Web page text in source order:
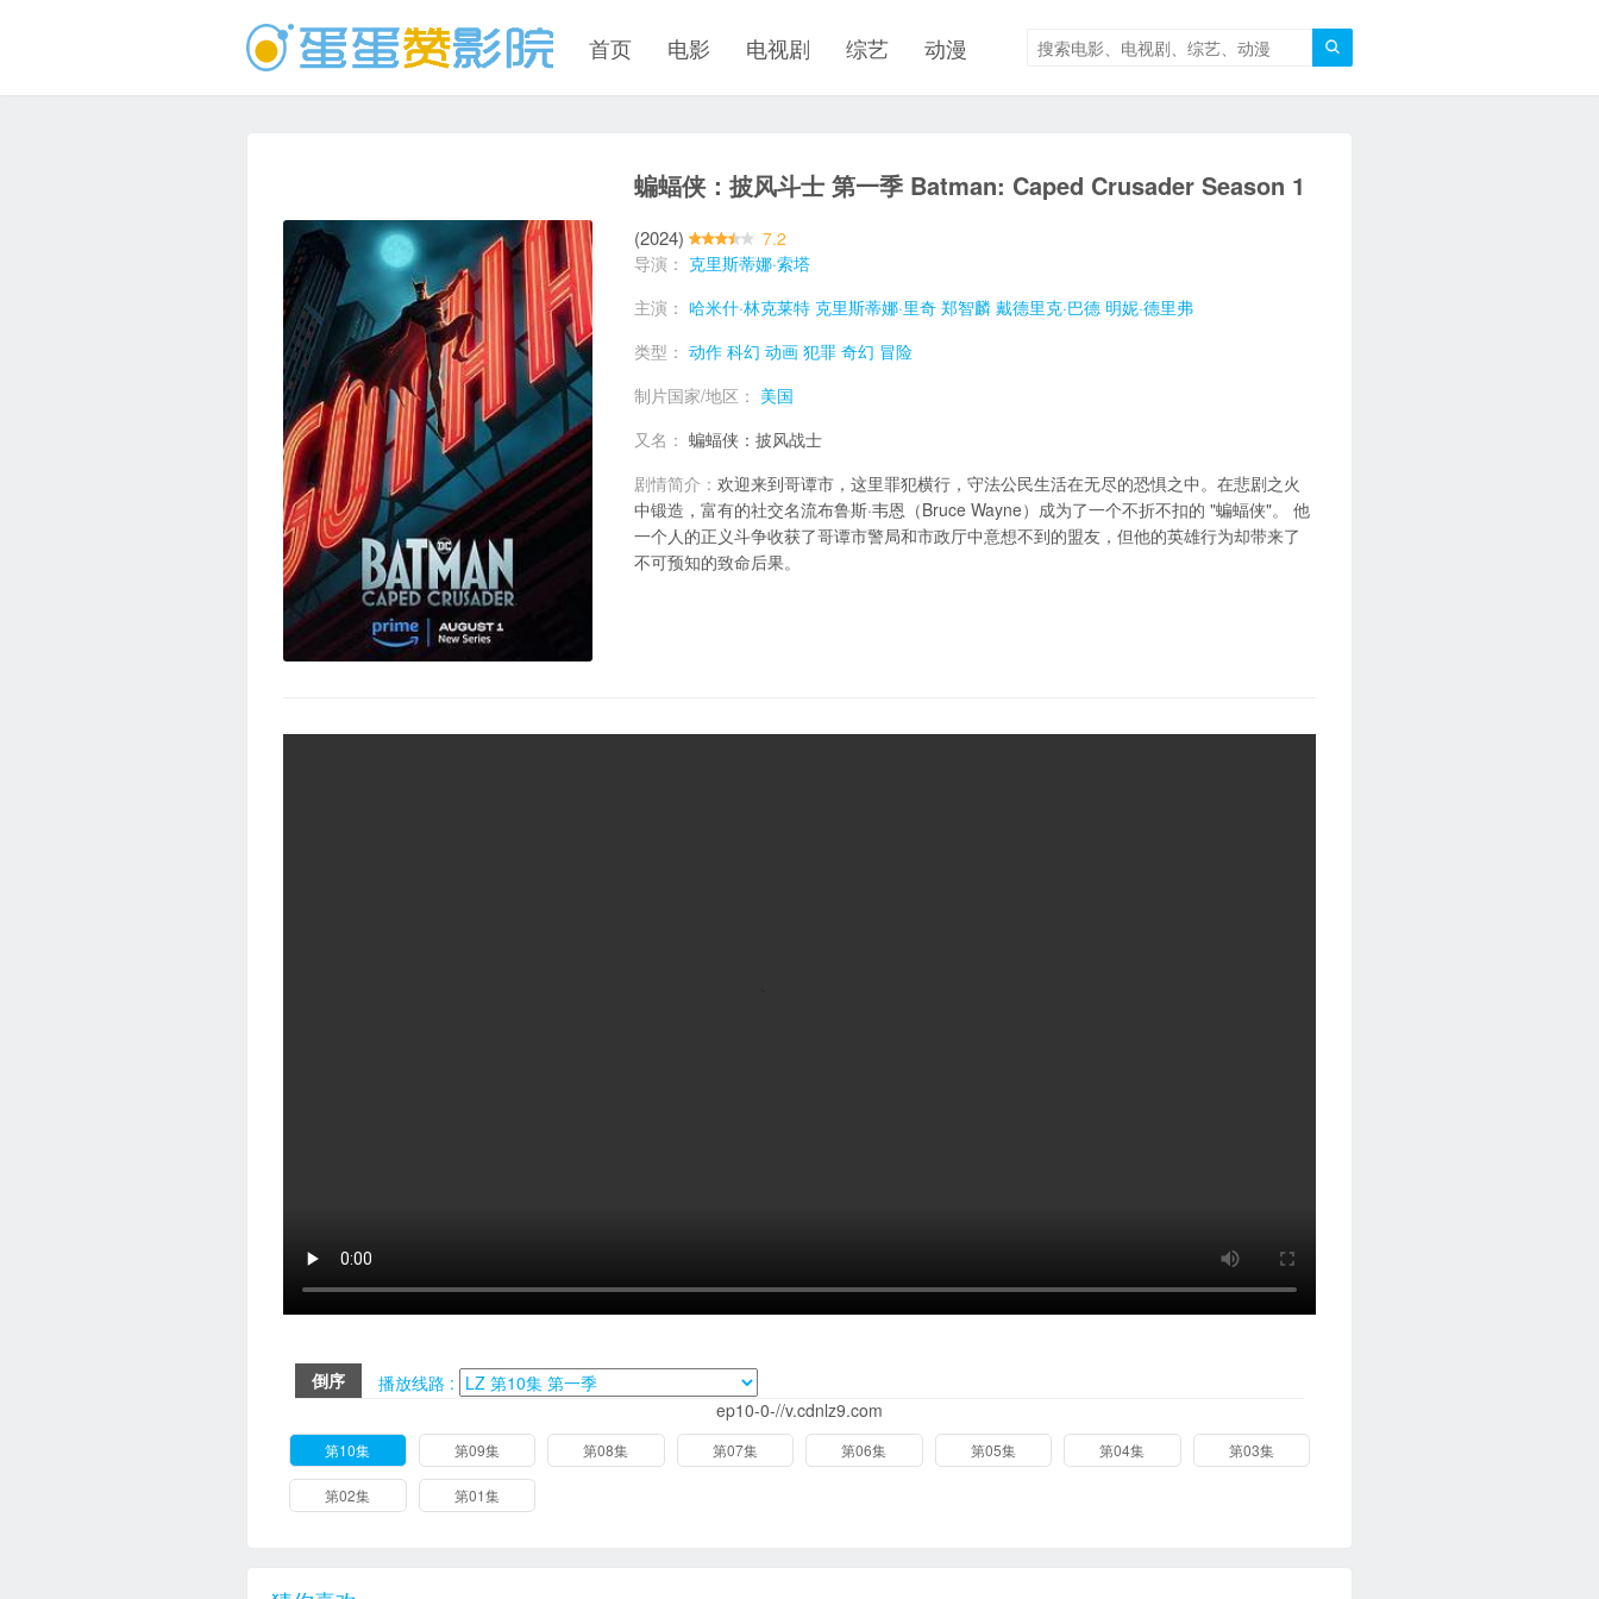

首页 电影 电视剧 综艺 动漫
蝙蝠侠：披风斗士 第一季 Batman: Caped Crusader Season 1
(2024)
7.2
导演： 克里斯蒂娜·索塔
主演： 哈米什·林克莱特 克里斯蒂娜·里奇 郑智麟 戴德里克·巴德 明妮·德里弗
类型： 动作 科幻 动画 犯罪 奇幻 冒险
制片国家/地区： 美国
又名： 蝙蝠侠：披风战士
剧情简介： 欢迎来到哥谭市，这里罪犯横行，守法公民生活在无尽的恐惧之中。在悲剧之火
中锻造，富有的社交名流布鲁斯·韦恩（Bruce Wayne）成为了一个不折不扣的 "蝙蝠侠"。 他
一个人的正义斗争收获了哥谭市警局和市政厅中意想不到的盟友，但他的英雄行为却带来了
不可预知的致命后果。
倒序
播放线路 :
ep10-0-//v.cdnlz9.com
第10集 第09集 第08集 第07集 第06集 第05集 第04集 第03集
第02集 第01集